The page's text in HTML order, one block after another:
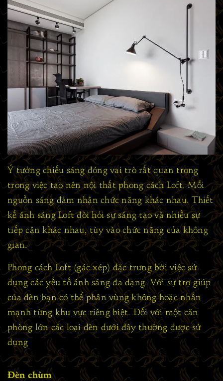
Ý tưởng chiếu sáng đóng vai trò rất quan trọng
trong việc tạo nên nội thất phong cách Loft. Mỗi
nguồn sáng đảm nhận chức năng khác nhau. Thiết
kế ánh sáng Loft đòi hỏi sự sáng tạo và nhiều sự
tiếp cận khác nhau, tùy vào chức năng của không
gian.
Phong cách Loft (gác xép) đặc trưng bởi việc sử
dụng các yếu tố ánh sáng đa dạng. Với sự trợ giúp
của đèn bạn có thể phân vùng không hoặc nhấn
mạnh từng khu vực riêng biệt. Đối với một căn
phòng lớn các loại đèn dưới đây thường được sử
dụng
Đèn chùm